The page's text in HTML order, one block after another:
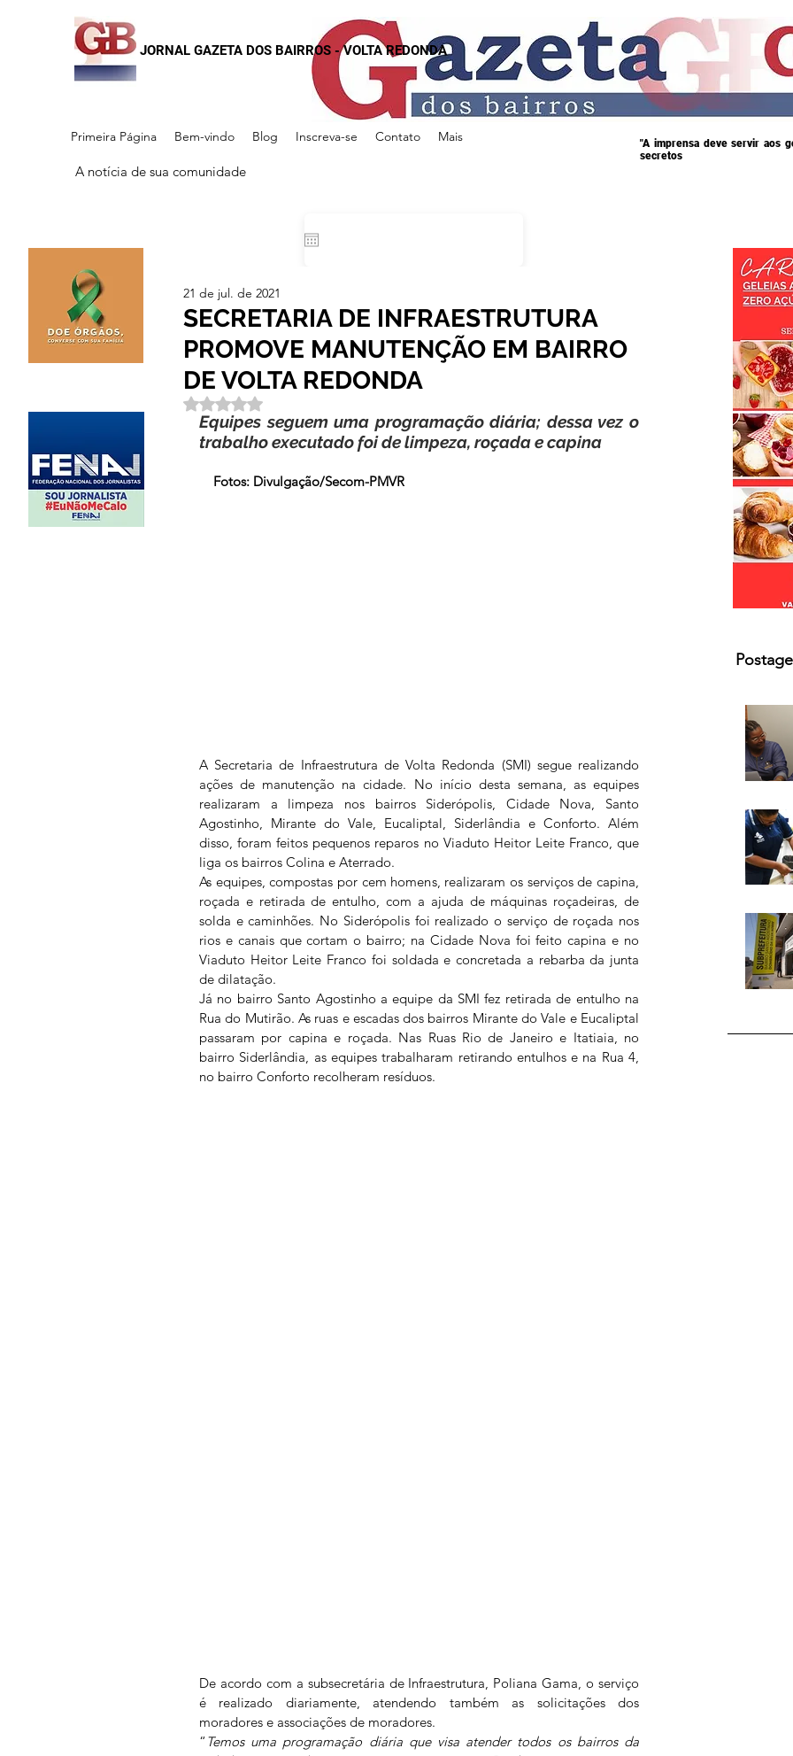
JORNAL GAZETA DOS BAIRROS - VOLTA REDONDA
Primeira Página Bem-vindo Blog Inscreva-se Contato Mais
A notícia de sua comunidade
"A imprensa deve servir aos
secretos
SECRETARIA DE INFRAESTRUTURA
PROMOVE MANUTENÇÃO EM BAIRRO
DE VOLTA REDONDA
21 de jul. de 2021
Avaliado com NaN de 5 estrelas.
Equipes seguem uma programação diária; dessa vez o
trabalho executado foi de limpeza, roçada e capina
Fotos: Divulgação/Secom-PMVR
A Secretaria de Infraestrutura de Volta Redonda (SMI) segue realizando
ações de manutenção na cidade. No início desta semana, as equipes
realizaram a limpeza nos bairros Siderópolis, Cidade Nova, Santo
Agostinho, Mirante do Vale, Eucaliptal, Siderlândia e Conforto. Além
disso, foram feitos pequenos reparos no Viaduto Heitor Leite Franco, que
liga os bairros Colina e Aterrado.
As equipes, compostas por cem homens, realizaram os serviços de capina,
roçada e retirada de entulho, com a ajuda de máquinas roçadeiras, de
solda e caminhões. No Siderópolis foi realizado o serviço de roçada nos
rios e canais que cortam o bairro; na Cidade Nova foi feito capina e no
Viaduto Heitor Leite Franco foi soldada e concretada a rebarba da junta
de dilatação.
Já no bairro Santo Agostinho a equipe da SMI fez retirada de entulho na
Rua do Mutirão. As ruas e escadas dos bairros Mirante do Vale e Eucaliptal
passaram por capina e roçada. Nas Ruas Rio de Janeiro e Itatiaia, no
bairro Siderlândia, as equipes trabalharam retirando entulhos e na Rua 4,
no bairro Conforto recolheram resíduos.
De acordo com a subsecretária de Infraestrutura, Poliana Gama, o serviço
é realizado diariamente, atendendo também as solicitações dos
moradores e associações de moradores.
“ Temos uma programação diária que visa atender todos os bairros da